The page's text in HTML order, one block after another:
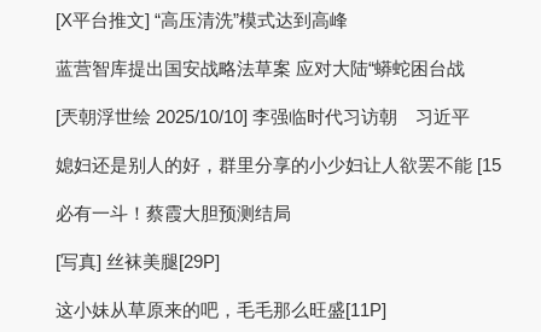
[X平台推文] “高压清洗”模式达到高峰
蓝营智库提出国安战略法草案 应对大陆“蟒蛇困台战
[兲朝浮世绘 2025/10/10] 李强临时代习访朝 习近平
媳妇还是别人的好，群里分享的小少妇让人欲罢不能 [15
必有一斗！蔡霞大胆预测结局
[写真] 丝袜美腿[29P]
这小妹从草原来的吧，毛毛那么旺盛[11P]